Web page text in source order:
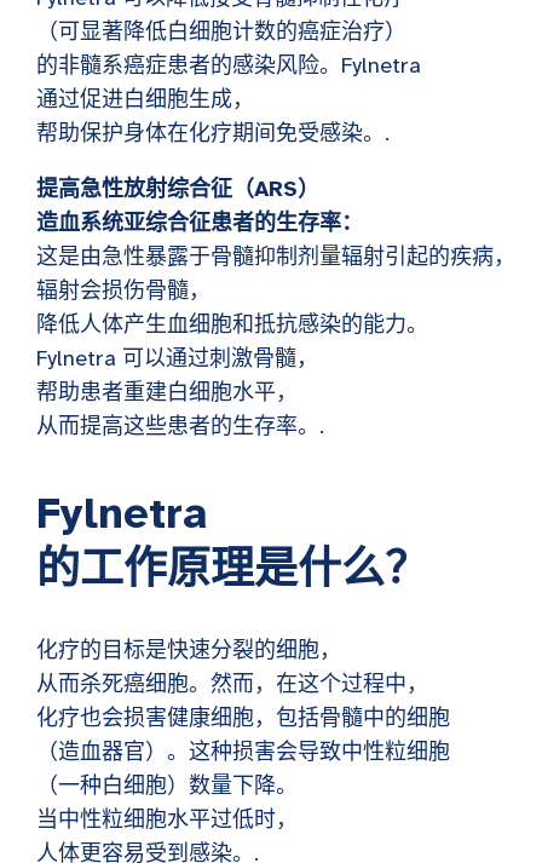
（可显著降低白细胞计数的癌症治疗）
的非髓系癌症患者的感染风险。Fylnetra
通过促进白细胞生成，
帮助保护身体在化疗期间免受感染。.
提高急性放射综合征（ARS）
造血系统亚综合征患者的生存率：
这是由急性暴露于骨髓抑制剂量辐射引起的疾病，
辐射会损伤骨髓，
降低人体产生血细胞和抵抗感染的能力。
Fylnetra 可以通过刺激骨髓，
帮助患者重建白细胞水平，
从而提高这些患者的生存率。.
Fylnetra
的工作原理是什么？
化疗的目标是快速分裂的细胞，
从而杀死癌细胞。然而，在这个过程中，
化疗也会损害健康细胞，包括骨髓中的细胞
（造血器官）。这种损害会导致中性粒细胞
（一种白细胞）数量下降。
当中性粒细胞水平过低时，
人体更容易受到感染。.